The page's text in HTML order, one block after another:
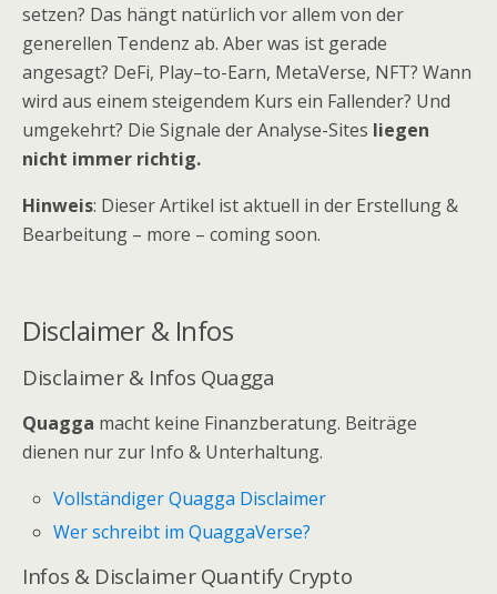
setzen? Das hängt natürlich vor allem von der
generellen Tendenz ab. Aber was ist gerade
angesagt? DeFi, Play–to-Earn, MetaVerse, NFT? Wann
wird aus einem steigendem Kurs ein Fallender? Und
umgekehrt? Die Signale der Analyse-Sites liegen
nicht immer richtig.
Hinweis: Dieser Artikel ist aktuell in der Erstellung &
Bearbeitung – more – coming soon.
Disclaimer & Infos
Disclaimer & Infos Quagga
Quagga macht keine Finanzberatung. Beiträge
dienen nur zur Info & Unterhaltung.
Vollständiger Quagga Disclaimer
Wer schreibt im QuaggaVerse?
Infos & Disclaimer Quantify Crypto